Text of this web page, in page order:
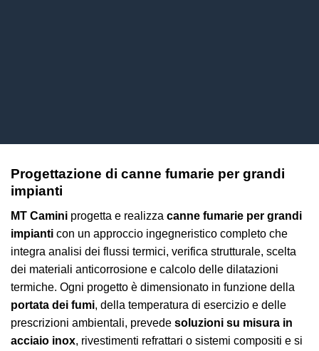
Progettazione di canne fumarie per grandi
impianti
MT Camini progetta e realizza canne fumarie per grandi
impianti con un approccio ingegneristico completo che
integra analisi dei flussi termici, verifica strutturale, scelta
dei materiali anticorrosione e calcolo delle dilatazioni
termiche. Ogni progetto è dimensionato in funzione della
portata dei fumi, della temperatura di esercizio e delle
prescrizioni ambientali, prevede soluzioni su misura in
acciaio inox, rivestimenti refrattari o sistemi compositi e si